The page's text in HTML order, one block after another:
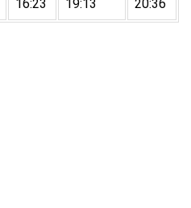
16:23 19:13 20:36